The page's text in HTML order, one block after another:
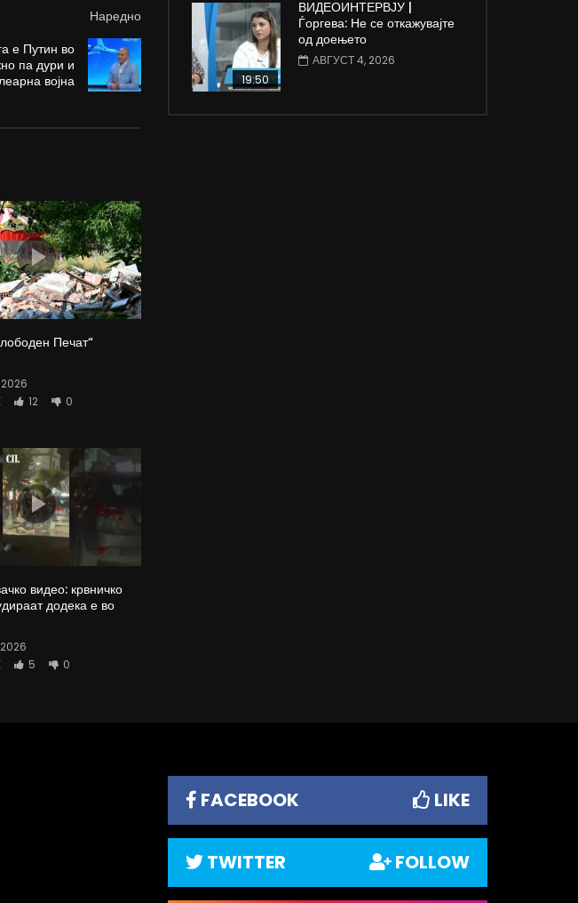
Наредно
е Путин во
па дури и
војна
Печат“
12 0
видео: крвничко
додека е во
5 0
19:50
ВИДЕОИНТЕРВЈУ |
Ѓоргева: Не се откажувајте
од доењето
АВГУСТ 4, 2026
FACEBOOK LIKE
TWITTER FOLLOW